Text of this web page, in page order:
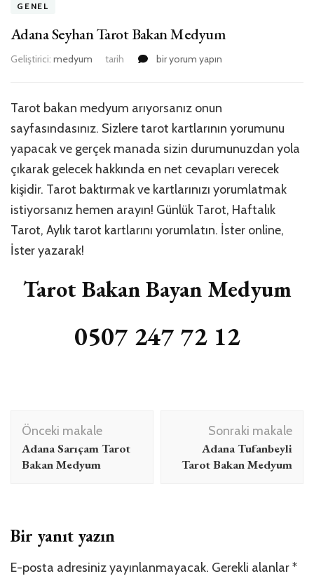
GENEL
Adana Seyhan Tarot Bakan Medyum
Geliştirici: medyum tarih
Adana
için
bir yorum yapın
Tarot bakan medyum arıyorsanız onun
sayfasındasınız. Sizlere tarot kartlarının yorumunu
yapacak ve gerçek manada sizin durumunuzdan yola
çıkarak gelecek hakkında en net cevapları verecek
kişidir. Tarot baktırmak ve kartlarınızı yorumlatmak
istiyorsanız hemen arayın! Günlük Tarot, Haftalık
Tarot, Aylık tarot kartlarını yorumlatın. İster online,
İster yazarak!
Tarot Bakan Bayan Medyum
0507 247 72 12
Yazı
dolaşımı
Önceki makale
Adana Sarıçam Tarot
Bakan Medyum
Sonraki makale
Adana Tufanbeyli
Tarot Bakan Medyum
Bir yanıt yazın
E-posta adresiniz yayınlanmayacak. Gerekli alanlar*